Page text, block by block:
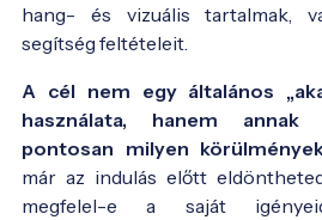
hang- és vizuális tartalmak,
segítség feltételeit.
A cél nem egy általános
használata, hanem annak
pontosan milyen
már az indulás előtt
megfelel-e a saját